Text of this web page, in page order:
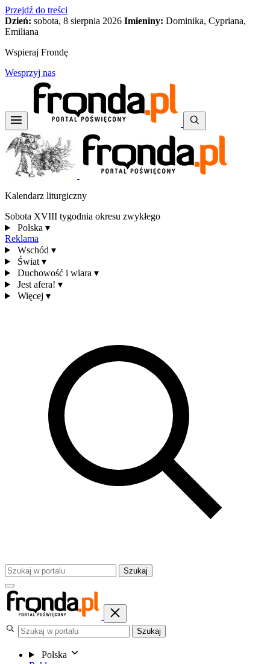
Przejdź do treści
Dzień: sobota, 8 sierpnia 2026 Imieniny: Dominika, Cypriana,
Emiliana
Wspieraj Frondę
Wesprzyj nas
Kalendarz liturgiczny
Sobota XVIII tygodnia okresu zwykłego
Polska ▾
Reklama
Wschód ▾
Świat ▾
Duchowość i wiara ▾
Jest afera! ▾
Więcej ▾
Szukaj
Szukaj
Polska